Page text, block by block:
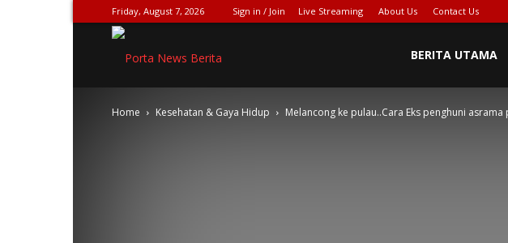
Friday, August 7, 2026 Sign in / Join Live Streaming About Us Contact Us
NEWS[DOT]COM
BERITA UTAMA
Home Kesehatan & Gaya Hidup Melancong ke pulau..Cara Eks penghuni